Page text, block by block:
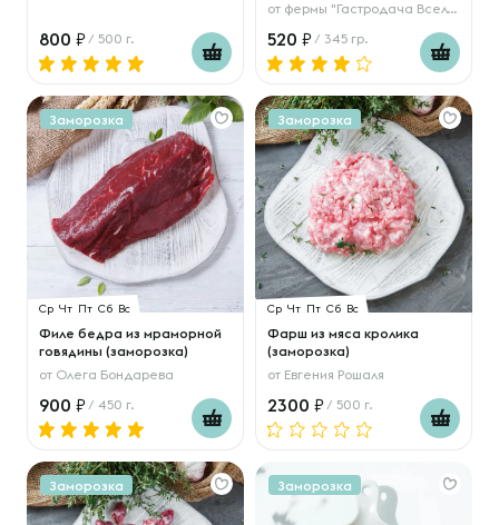
800 / 500 г.
от фермы "Гастродача Вселуг"
520 / 345 гр.
Заморозка
Ср Чт Пт Сб Вс
Филе бедра из мраморной
говядины (заморозка)
от Олега Бондарева
900 / 450 г.
Заморозка
Ср Чт Пт Сб Вс
Фарш из мяса кролика
(заморозка)
от Евгения Рошаля
2300 / 500 г.
Заморозка Заморозка